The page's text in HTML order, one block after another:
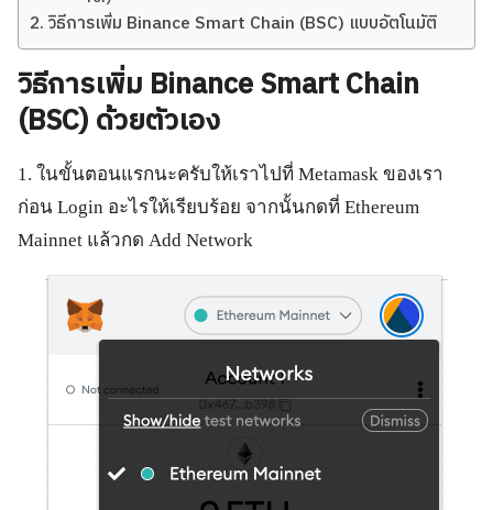
วิธีการเพิ่ม Binance Smart Chain (BSC) แบบอัตโนมัติ
วิธีการเพิ่ม Binance Smart Chain
(BSC) ด้วยตัวเอง
1. ในขั้นตอนแรกนะครับให้เราไปที่ Metamask ของเรา
ก่อน Login อะไรให้เรียบร้อย จากนั้นกดที่ Ethereum
Mainnet แล้วกด Add Network